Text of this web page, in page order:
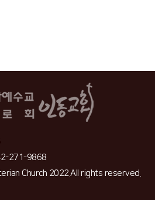
271-9868
Church 2022.All rights reserved.